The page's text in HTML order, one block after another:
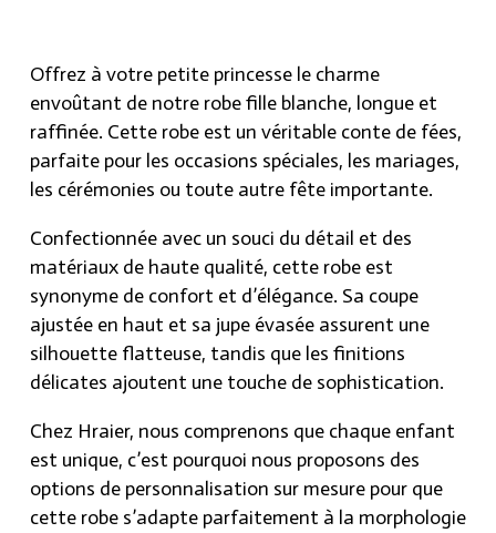
chez
Hraier
!
quantity
Offrez à votre petite princesse le charme
envoûtant de notre robe fille blanche, longue et
raffinée. Cette robe est un véritable conte de fées,
parfaite pour les occasions spéciales, les mariages,
les cérémonies ou toute autre fête importante.
Confectionnée avec un souci du détail et des
matériaux de haute qualité, cette robe est
synonyme de confort et d’élégance. Sa coupe
ajustée en haut et sa jupe évasée assurent une
silhouette flatteuse, tandis que les finitions
délicates ajoutent une touche de sophistication.
Chez Hraier, nous comprenons que chaque enfant
est unique, c’est pourquoi nous proposons des
options de personnalisation sur mesure pour que
cette robe s’adapte parfaitement à la morphologie